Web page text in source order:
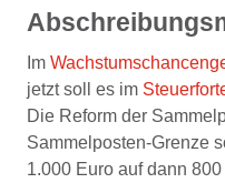
Im
jetzt soll es im
Die Reform der
Sammelposten-Grenze
1.000 Euro auf dann